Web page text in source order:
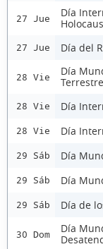
27 Jue
Día
27 Jue Día del
28 Vie
Día
Terrestre
28 Vie Día
28 Vie Día
29 Sáb Día
29 Sáb Día
29 Sáb Día de
30 Dom
Día